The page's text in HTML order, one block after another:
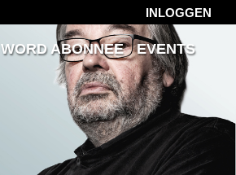
INLOGGEN
WORD ABONNEE
EVENTS